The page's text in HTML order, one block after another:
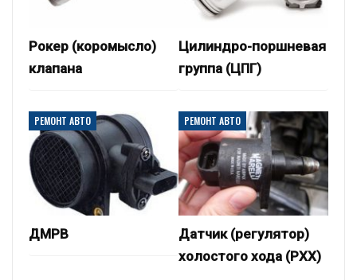
Рокер (коромысло)
клапана
Цилиндро-поршневая
группа (ЦПГ)
РЕМОНТ АВТО
ДМРВ
РЕМОНТ АВТО
Датчик (регулятор)
холостого хода (РХХ)